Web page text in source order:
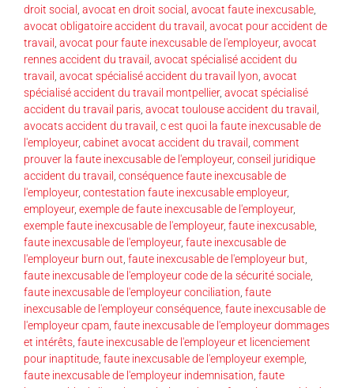
droit social avocat en droit social avocat faute inexcusable
avocat obligatoire accident du travail avocat pour accident de
travail avocat pour faute inexcusable de l'employeur, avocat
rennes accident du travail avocat spécialisé accident du
travail avocat spécialisé accident du travail lyon avocat
spécialisé accident du travail montpellier, avocat spécialisé
accident du travail paris avocat toulouse accident du travail
avocats accident du travail c est quoi la faute inexcusable de
l'employeur, cabinet avocat accident du travail comment
prouver la faute inexcusable de l'employeur, conseil juridique
accident du travail conséquence faute inexcusable de
l'employeur, contestation faute inexcusable employeur,
employeur, exemple de faute inexcusable de l'employeur,
exemple faute inexcusable de l'employeur, faute inexcusable
faute inexcusable de l'employeur, faute inexcusable de
l'employeur burn out faute inexcusable de l'employeur but
faute inexcusable de l'employeur code de la sécurité sociale
faute inexcusable de l'employeur conciliation faute
inexcusable de l'employeur conséquence faute inexcusable de
l'employeur cpam faute inexcusable de l'employeur dommages
et intérêts faute inexcusable de l'employeur et licenciement
pour inaptitude faute inexcusable de l'employeur exemple
faute inexcusable de l'employeur indemnisation faute